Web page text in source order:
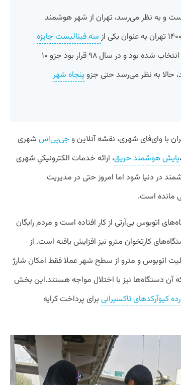
و به نظر می‌رسد، تهران از شهر هوشمند
سه فینالیست جایزه
شهرهای هوشمند انتخاب شده بود و در سال ۹۸ قرار بود جزو ۱۰
حالا به نظر می‌رسد حتی جزوپنجاه شهر
با وای‌فای شهری، نقشه آنلاین و جی‌پی‌اس شهری
پایش هوشمند حریق، ارائه خدمات الکترونیکیِ شهری
در دنیا شود اما امروز حتی در مدیریت
مانده است.
اتوبوس بی‌آرتی از کار افتاده است و مردم رایگان
کارتخوان مترو نیز افزایش یافته است. از
اتوبوس و مترو از سطح شهر عملا فقط امکان شارژ
آن دستگاه‌ها نیز با اختلال مواجه هستند.این بخش
کیوآرکدهای تاکسیرانی برای پرداخت کرایه